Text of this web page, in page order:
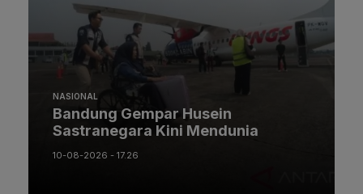
NASIONAL
Bandung Gempar Husein
Sastranegara Kini Mendunia
10-08-2026 - 17.26